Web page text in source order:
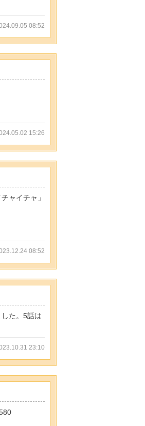
08:52
15:26
ャイチャ」
08:52
た。5話は
23:10